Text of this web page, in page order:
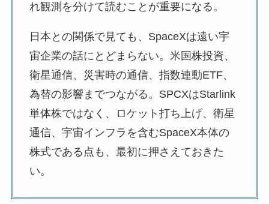
れ観測を分けて読むことが重要になる。
日本との関係で見ても、SpaceXは遠い宇
宙企業の話にとどまらない。米国株投資、
衛星通信、災害時の通信、指数連動ETF、
為替の影響までつながる。SPCXはStarlink
単体株ではなく、ロケット打ち上げ、衛星
通信、宇宙インフラを含むSpaceX本体の
株式である点も、最初に押さえておきた
い。